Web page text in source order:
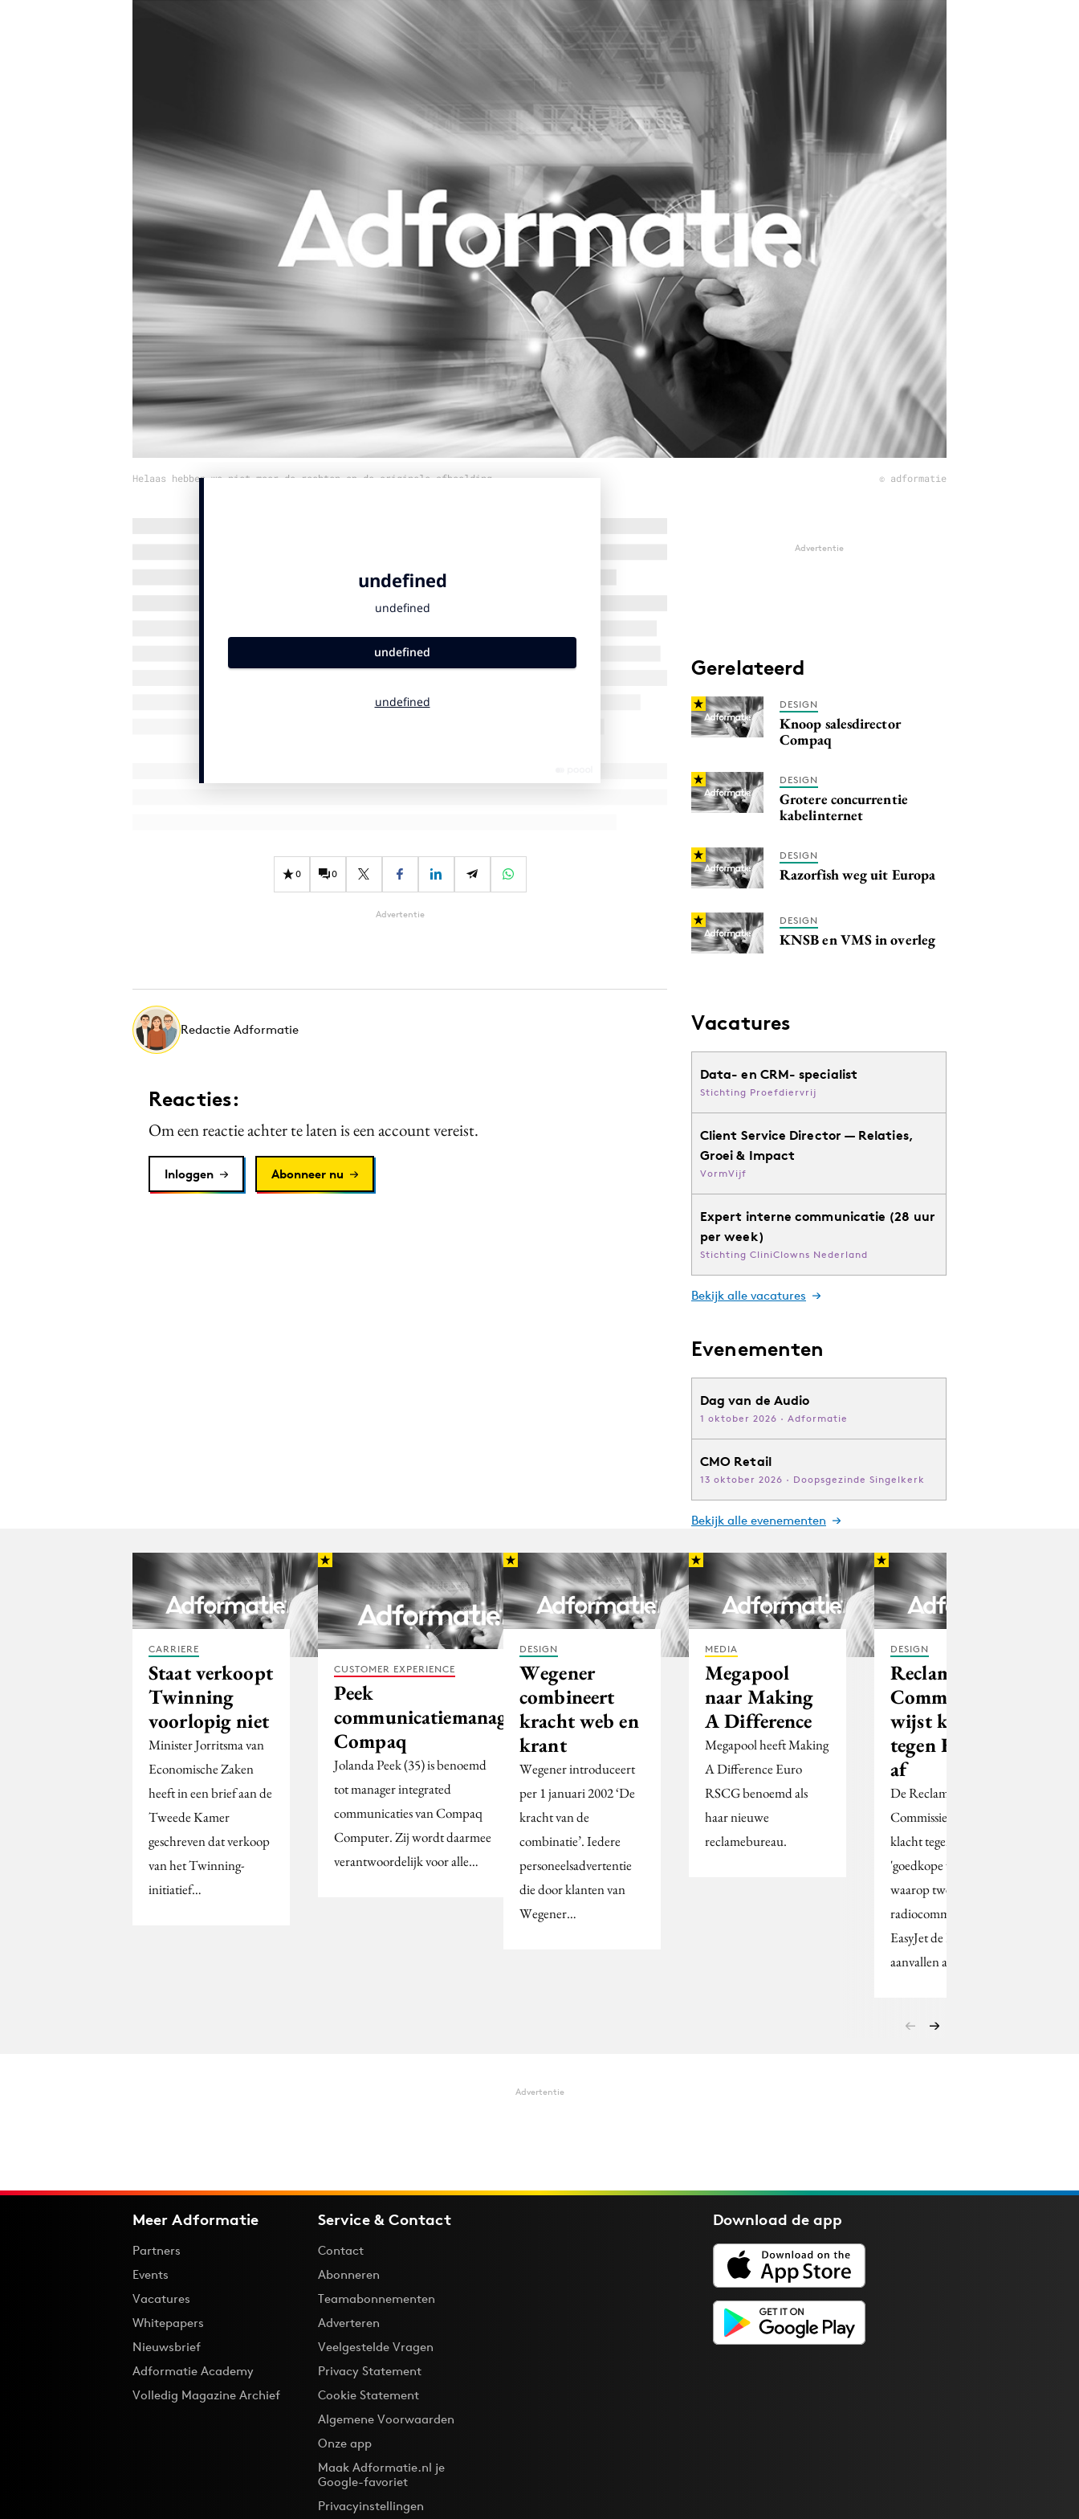
Influencer marketing
Interne communicatie
Purpose Marketing
Reputatie & crisis
Helaas hebben we niet meer de rechten op de originele afbeelding © adformatie
0 0
Advertentie
Redactie Adformatie
Reacties:
Om een reactie achter te laten is een account vereist.
Inloggen Abonneer nu
Advertentie
Gerelateerd
DESIGN
Knoop salesdirector
Compaq
DESIGN
Grotere concurrentie
kabelinternet
DESIGN
Razorfish weg uit Europa
DESIGN
KNSB en VMS in overleg
Vacatures
Data- en CRM- specialist
Stichting Proefdiervrij
Client Service Director — Relaties,
Groei & Impact
VormVijf
Expert interne communicatie (28 uur
per week)
Stichting CliniClowns Nederland
Bekijk alle vacatures
Evenementen
Dag van de Audio
1 oktober 2026 · Adformatie
CMO Retail
13 oktober 2026 · Doopsgezinde Singelkerk
Bekijk alle evenementen
CARRIERE
Staat verkoopt
Twinning
voorlopig niet
Minister Jorritsma van
Economische Zaken
heeft in een brief aan de
Tweede Kamer
geschreven dat verkoop
van het Twinning-
initiatief…
CUSTOMER EXPERIENCE
Peek
communicatiemanager
Compaq
Jolanda Peek (35) is benoemd
tot manager integrated
communicaties van Compaq
Computer. Zij wordt daarmee
verantwoordelijk voor alle…
DESIGN
Wegener
combineert
kracht web en
krant
Wegener introduceert
per 1 januari 2002 ‘De
kracht van de
combinatie’. Iedere
personeelsadvertentie
die door klanten van
Wegener…
MEDIA
Megapool
naar Making
A Difference
Megapool heeft Making
A Difference Euro
RSCG benoemd als
haar nieuwe
reclamebureau.
DESIGN
Reclame Code
Commissie
wijst klacht
tegen EasyJet
af
De Reclame Code
Commissie heeft een
klacht tegen de
'goedkope wijze'
waarop twee
radiocommercials van
EasyJet de KLM
aanvallen afgewezen.
Advertentie
Meer Adformatie
Partners
Events
Vacatures
Whitepapers
Nieuwsbrief
Adformatie Academy
Volledig Magazine Archief
Service & Contact
Contact
Abonneren
Teamabonnementen
Adverteren
Veelgestelde Vragen
Privacy Statement
Cookie Statement
Algemene Voorwaarden
Onze app
Maak Adformatie.nl je
Google-favoriet
Privacyinstellingen
Download deapp